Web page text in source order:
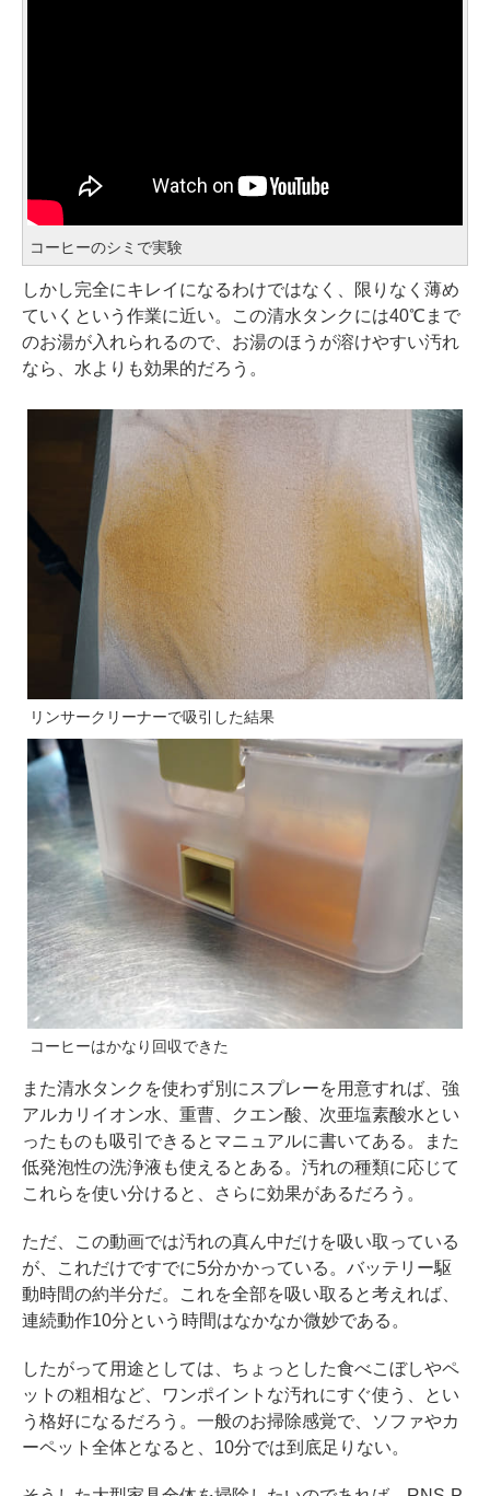
コーヒーのシミで実験
しかし完全にキレイになるわけではなく、限りなく薄め
ていくという作業に近い。この清水タンクには40℃まで
のお湯が入れられるので、お湯のほうが溶けやすい汚れ
なら、水よりも効果的だろう。
リンサークリーナーで吸引した結果
コーヒーはかなり回収できた
また清水タンクを使わず別にスプレーを用意すれば、強
アルカリイオン水、重曹、クエン酸、次亜塩素酸水とい
ったものも吸引できるとマニュアルに書いてある。また
低発泡性の洗浄液も使えるとある。汚れの種類に応じて
これらを使い分けると、さらに効果があるだろう。
ただ、この動画では汚れの真ん中だけを吸い取っている
が、これだけですでに5分かかっている。バッテリー駆
動時間の約半分だ。これを全部を吸い取ると考えれば、
連続動作10分という時間はなかなか微妙である。
したがって用途としては、ちょっとした食べこぼしやペ
ットの粗相など、ワンポイントな汚れにすぐ使う、とい
う格好になるだろう。一般のお掃除感覚で、ソファやカ
ーペット全体となると、10分では到底足りない。